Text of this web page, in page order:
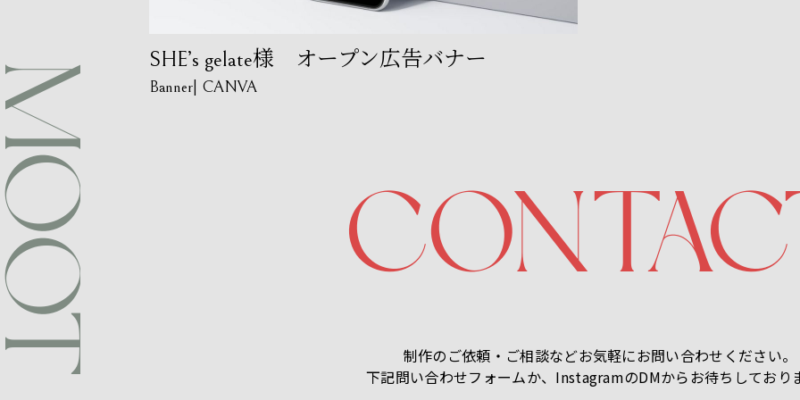
SHE’s gelate様 オープン広告バナー
Banner CANVA
制作のご依頼・ご相談などお気軽にお問い合わせください。
下記問い合わせフォームか、InstagramのDMからお待ちしており